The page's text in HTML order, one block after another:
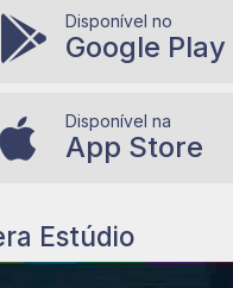
Disponível no
Google Play
Disponível na
App Store
Estúdio